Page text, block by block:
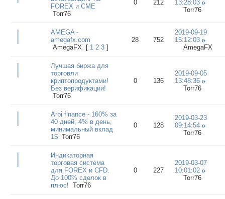
FOREX и CME
Torr76
0 212
13:28:03
Torr76
AMEGA -
amegafx.com
AmegaFX
[ 1 2 3 ]
28 752
2019-09-19
15:12:03
AmegaFX
Лучшая биржа для
торговли
криптопродуктами!
Без верификации!
Torr76
0 136
2019-09-05
13:48:36
Torr76
Arbi finance - 160% за
40 дней, 4% в день,
минимальный вклад
1$ Torr76
0 128
2019-03-23
09:14:54
Torr76
Индикаторная
торговая система
для FOREX и CFD.
До 100% сделок в
плюс! Torr76
0 227
2019-03-07
10:01:02
Torr76